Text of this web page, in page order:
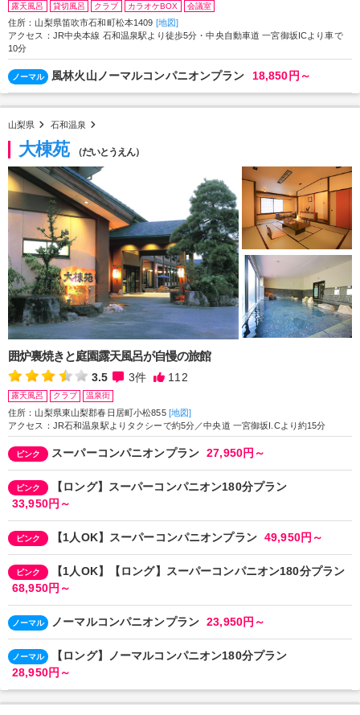
露天風呂 貸切風呂 クラブ カラオケBOX 会議室
住所：山梨県笛吹市石和町松本1409 [地図]
アクセス：JR中央本線 石和温泉駅より徒歩5分・中央自動車道 一宮御坂ICより車で
10分
ノーマル 風林火山ノーマルコンパニオンプラン 18,850円～
山梨県 石和温泉
大棟苑 （だいとうえん）
囲炉裏焼きと庭園露天風呂が自慢の旅館
3.5 3件 112
露天風呂 クラブ 温泉街
住所：山梨県東山梨郡春日居町小松855 [地図]
アクセス：JR石和温泉駅よりタクシーで約5分／中央道 一宮御坂I.Cより約15分
ピンク スーパーコンパニオンプラン 27,950円～
ピンク
【ロング】スーパーコンパニオン180分プラン
33,950円～
ピンク 【1人OK】スーパーコンパニオンプラン 49,950円～
ピンク
【1人OK】【ロング】スーパーコンパニオン180分プラン
68,950円～
ノーマル ノーマルコンパニオンプラン 23,950円～
ノーマル
【ロング】ノーマルコンパニオン180分プラン
28,950円～